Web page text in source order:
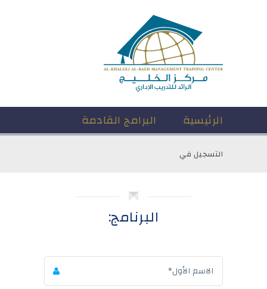
الرئيسية البرامج القادمة
التسجيل في
البرنامج: